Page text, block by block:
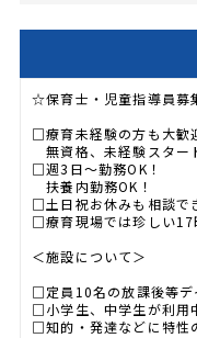
☆保育士・児童指導員
□療育未経験の方も大歓
無資格、未経験スター
□週3日～勤務OK！
扶養内勤務OK！
□土日祝お休みも相談で
□療育現場では珍しい17
＜施設について＞
□定員10名の放課後等デ
□小学生、中学生が利用
□知的・発達などに特性